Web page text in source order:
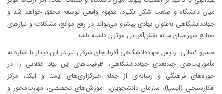
میان دانشگاه و صنعت شکل بگیرد، مفهوم واقعی توسعه محقق خواهد شد و
جهاددانشگاهی به‌عنوان نهادی پیشرو می‌تواند در رفع موانع، مشکلات و نیازهای
صنایع شهرستان میانه نقش‌آفرینی مؤثری داشته باشد.
خسرو کنعانی، رئیس جهاددانشگاهی آذربایجان شرقی نیز در این دیدار با اشاره به
مأموریت‌های چندبعدی جهاددانشگاهی، ظرفیت‌های این نهاد انقلابی را در
حوزه‌های فرهنگی و رسانه‌ای از جمله خبرگزاری‌های ایسنا و ایکنا، مرکز
افکارسنجی (ایسپا)، سازمان دانشجویان، آموزش‌های تخصصی، مهارت‌محور و